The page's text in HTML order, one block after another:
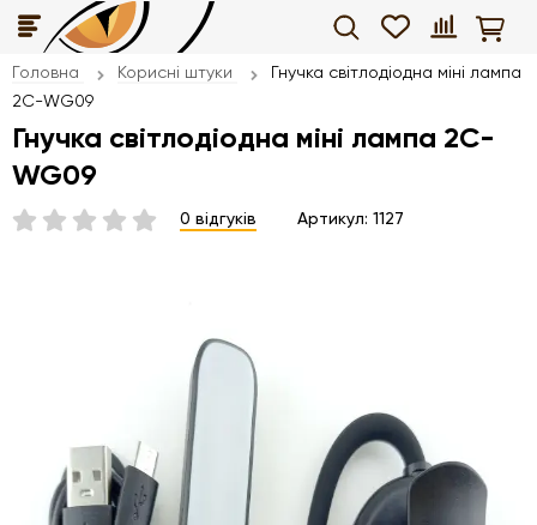
Головна Корисні штуки
Гнучка світлодіодна міні лампа
2C-WG09
Гнучка світлодіодна міні лампа 2C-
WG09
0 відгуків Артикул: 1127